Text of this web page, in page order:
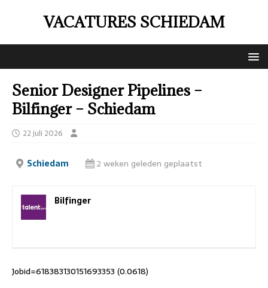
VACATURES SCHIEDAM
Senior Designer Pipelines –
Bilfinger – Schiedam
22 juli 2026
Schiedam 2 weken geleden geplaatst
Bilfinger
Jobid=618383130151693353 (0.0618)